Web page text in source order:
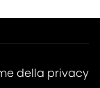
della privacy